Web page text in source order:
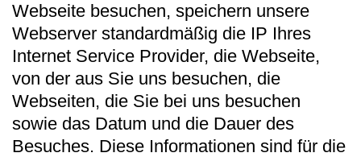
Webseite besuchen, speichern unsere
Webserver standardmäßig die IP Ihres
Internet Service Provider, die Webseite,
von der aus Sie uns besuchen, die
Webseiten, die Sie bei uns besuchen
sowie das Datum und die Dauer des
Besuches. Diese Informationen sind für die